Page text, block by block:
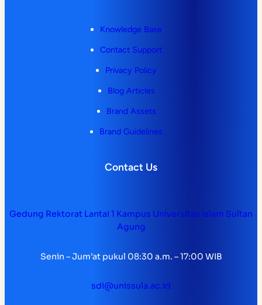
Knowledge Base
Contact Support
Privacy Policy
Blog Articles
Brand Assets
Brand Guidelines
Contact Us
Gedung Rektorat Lantai 1 Kampus Universitas Islam Sultan
Agung
Senin – Jum’at pukul 08:30 a.m. – 17:00 WIB
sdi@unissula.ac.id